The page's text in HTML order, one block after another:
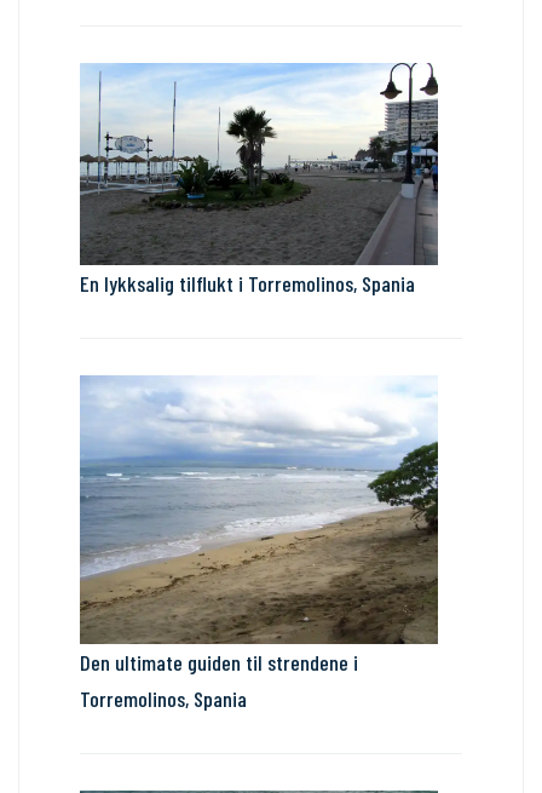
En lykksalig tilflukt i Torremolinos, Spania
Den ultimate guiden til strendene i
Torremolinos, Spania